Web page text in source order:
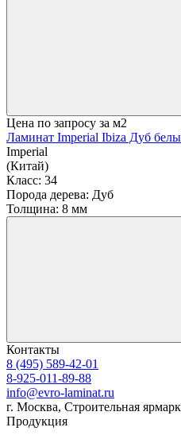
Цена по запросу за м2
Ламинат Imperial Ibiza Дуб
Imperial
(Китай)
Класс: 34
Порода дерева: Дуб
Толщина: 8 мм
Контакты
8 (495) 589-42-01
8-925-011-89-88
info@evro-laminat.ru
г. Москва, Строительная
Продукция